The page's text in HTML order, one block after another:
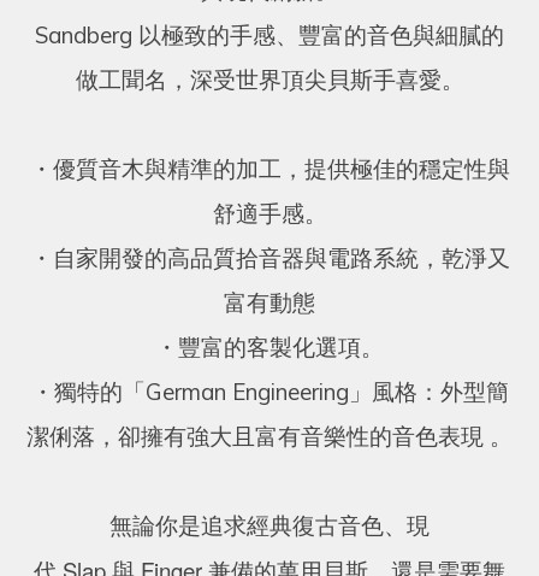
Sandberg 以極致的手感、豐富的音色與細膩的
做工聞名，深受世界頂尖貝斯手喜愛。
・優質音木與精準的加工，提供極佳的穩定性與
舒適手感。
・ 自家開發的高品質拾音器與電路系統，乾淨又
富有動態
・ 豐富的客製化選項。
・ 獨特的「German Engineering」風格：外型簡
潔俐落，卻擁有強大且富有音樂性的音色表現 。
無論你是追求經典復古音色、現
Slap Finger